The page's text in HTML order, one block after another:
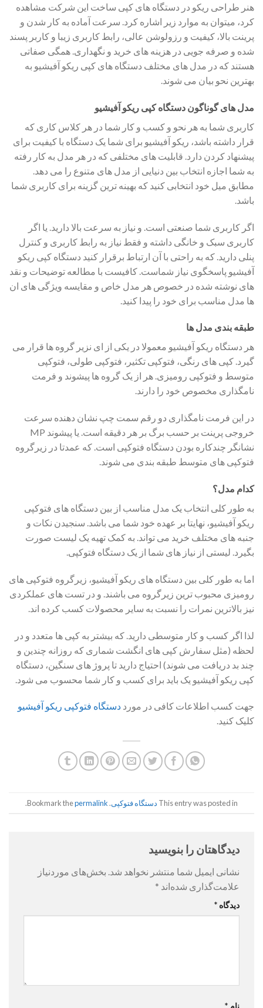
هنر طراحی ریکو در دستگاه های کپی ساخت این شرکت مشاهده
کرد، میتوان به موارد زیر اشاره کرد. سرعت آماده به کار شدن و
پرینت بالا، کیفیت و رزولوشن عالی، رابط کاربری زیبا و کاربر پسند
شده و صرفه جویی در هزینه های خرید و نگهداری. همگی صفاتی
هستند که در مدل های مختلف دستگاه های کپی ریکو آفیشیو به
بهترین نحو بیان می شوند.
مدل های گوناگون دستگاه کپی ریکو آفیشیو
کاربری شما به هر نحو و کسب و کار شما در هر کلاس کاری که
قرار داشته باشد، ریکو آفیشیو برای شما یک دستگاه با کیفیت برای
پیشنهاد کردن دارد. قابلیت های مختلفی که در هر مدل به کار رفته
به شما اجازه انتخاب بین دنیایی از مدل های متنوع را می دهد.
مطابق میل خود انتخابی کنید که بهینه ترین گزینه برای کاربری شما
باشد.
اگر کاربری شما صنعتی است. و نیاز به سرعت بالا دارید. یا اگر
کاربری سبک و خانگی داشته و فقط نیاز به رابط کاربری و کنترل
پنلی دارید. که به راحتی با آن ارتباط برقرار کنید دستگاه کپی ریکو
آفیشیو پاسخگوی نیاز شماست. کافیست با مطالعه توضیحات و نقد
های نوشته شده در خصوص هر مدل خاص و مقایسه ویژگی های ان
ها مدل مناسب برای خود را پیدا کنید.
طبقه بندی مدل ها
هر دستگاه ریکو آفیشیو معمولا در یکی از ای نزیر گروه ها قرار می
گیرد. کپی های رنگی، فتوکپی تکثیر، فتوکپی طولی، فتوکپی
متوسط و فتوکپی رومیزی. هر از یک گروه ها پیشوند و فرمت
نامگذاری مخصوص خود را دارند.
در این فرمت نامگذاری دو رقم سمت چپ نشان دهنده سرعت
خروجی پرینت بر حسب برگ بر هر دقیقه است. یا پیشوند MP
نشانگر چندکاره بودن دستگاه فتوکپی است. که عمدتا در زیرگروه
فتوکپی های متوسط طبقه بندی می شوند.
کدام مدل؟
به طور کلی انتخاب یک مدل مناسب از بین دستگاه های فتوکپی
ریکو آفیشیو، نهایتا بر عهده خود شما می باشد. سنجیدن نکات و
جنبه های مختلف خرید می تواند. به کمک تهیه یک لیست صورت
بگیرد. لیستی از نیاز های شما از یک دستگاه فتوکپی.
اما به طور کلی بین دستگاه های ریکو آفیشیو، زیرگروه فتوکپی های
رومیزی محبوب ترین زیرگروه می باشند. و در تست های عملکردی
نیز بالاترین نمرات را نسبت به سایر محصولات کسب کرده اند.
لذا اگر کسب و کار متوسطی دارید. که بیشتر به کپی ها متعدد و در
لحظه (مثل سفارش کپی های انگشت شماری که روزانه چندین و
چند بد دریافت می شوند) احتیاج دارید تا پروژ های سنگین، دستگاه
کپی ریکو آفیشیو یک باید برای کسب و کار شما محسوب می شود.
جهت کسب اطلاعات کافی در مورد دستگاه فتوکپی ریکو آفیشیو
کلیک کنید.
This entry was posted in دستگاه فتوکپی. Bookmark the
permalink
.
دیدگاهتان را بنویسید
نشانی ایمیل شما منتشر نخواهد شد. بخش‌های موردنیاز
علامت‌گذاری شده‌اند *
دیدگاه *